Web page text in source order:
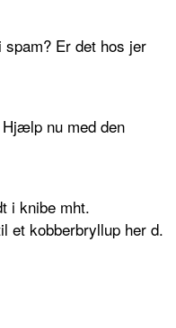
spam? Er det hos jer
nu med den
i knibe mht.
et kobberbryllup her d.